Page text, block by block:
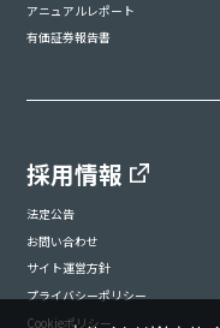
アニュアルレポート
有価証券報告書
採用情報
法定公告
お問い合わせ
サイト運営方針
プライバシーポリシー
Cookieポリシー